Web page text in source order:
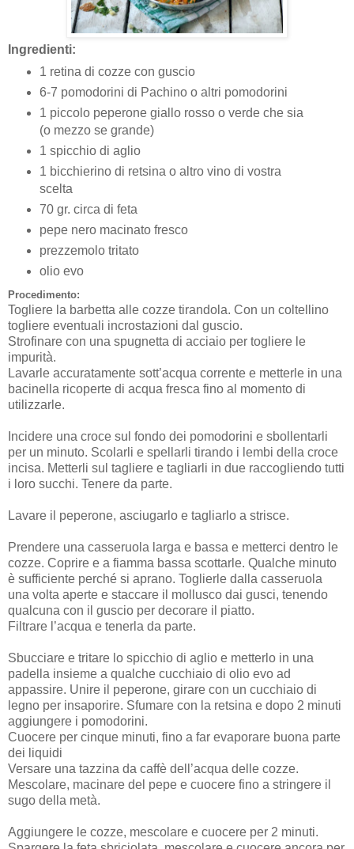
Ingredienti:
1 retina di cozze con guscio
6-7 pomodorini di Pachino o altri pomodorini
1 piccolo peperone giallo rosso o verde che sia
(o mezzo se grande)
1 spicchio di aglio
1 bicchierino di retsina o altro vino di vostra
scelta
70 gr. circa di feta
pepe nero macinato fresco
prezzemolo tritato
olio evo
Procedimento:
Togliere la barbetta alle cozze tirandola. Con un coltellino
togliere eventuali incrostazioni dal guscio.
Strofinare con una spugnetta di acciaio per togliere le
impurità.
Lavarle accuratamente sott’acqua corrente e metterle in una
bacinella ricoperte di acqua fresca fino al momento di
utilizzarle.
Incidere una croce sul fondo dei pomodorini e sbollentarli
per un minuto. Scolarli e spellarli tirando i lembi della croce
incisa. Metterli sul tagliere e tagliarli in due raccogliendo tutti
i loro succhi. Tenere da parte.
Lavare il peperone, asciugarlo e tagliarlo a strisce.
Prendere una casseruola larga e bassa e metterci dentro le
cozze. Coprire e a fiamma bassa scottarle. Qualche minuto
è sufficiente perché si aprano. Toglierle dalla casseruola
una volta aperte e staccare il mollusco dai gusci, tenendo
qualcuna con il guscio per decorare il piatto.
Filtrare l’acqua e tenerla da parte.
Sbucciare e tritare lo spicchio di aglio e metterlo in una
padella insieme a qualche cucchiaio di olio evo ad
appassire. Unire il peperone, girare con un cucchiaio di
legno per insaporire. Sfumare con la retsina e dopo 2 minuti
aggiungere i pomodorini.
Cuocere per cinque minuti, fino a far evaporare buona parte
dei liquidi
Versare una tazzina da caffè dell’acqua delle cozze.
Mescolare, macinare del pepe e cuocere fino a stringere il
sugo della metà.
Aggiungere le cozze, mescolare e cuocere per 2 minuti.